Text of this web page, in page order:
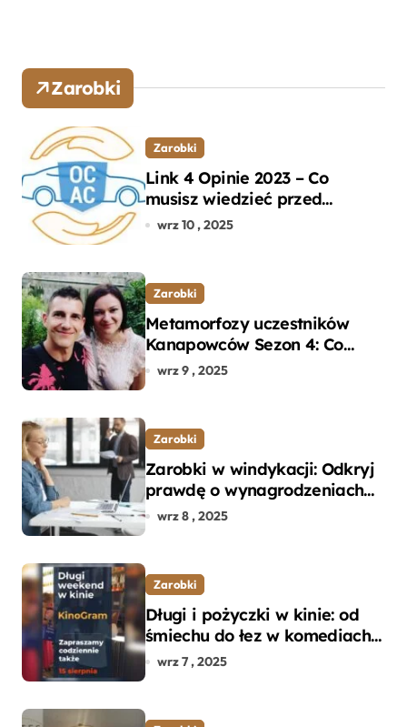
Zarobki
Zarobki
Link 4 Opinie 2023 – Co
musisz wiedzieć przed
wyborem ubezpieczenia OC i
wrz 10 , 2025
Zarobki
Metamorfozy uczestników
Kanapowców Sezon 4: Co
naprawdę zaskoczyło
wrz 9 , 2025
Zarobki
Zarobki w windykacji: Odkryj
prawdę o wynagrodzeniach
specjalistów w branży
wrz 8 , 2025
Zarobki
Długi i pożyczki w kinie: od
śmiechu do łez w komediach i
dramatach
wrz 7 , 2025